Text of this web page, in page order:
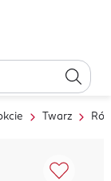
Twarz